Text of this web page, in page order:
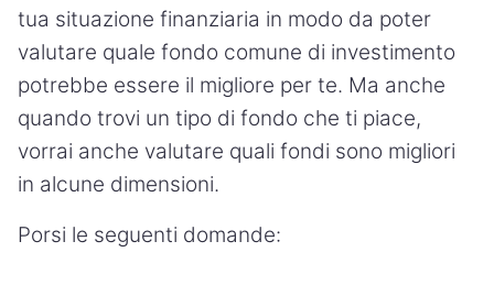
tua situazione finanziaria in modo da poter
valutare quale fondo comune di investimento
potrebbe essere il migliore per te. Ma anche
quando trovi un tipo di fondo che ti piace,
vorrai anche valutare quali fondi sono migliori
in alcune dimensioni.
Porsi le seguenti domande: